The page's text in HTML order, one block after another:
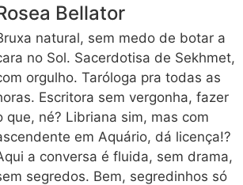
Bellator
natural, sem medo de botar a
no Sol. Sacerdotisa de Sekhmet,
orgulho. Taróloga pra todas as
Escritora sem vergonha, fazer
que, né? Libriana sim, mas com
em Aquário, dá licença!?
a conversa é fluida, sem drama,
segredos. Bem, segredinhos só